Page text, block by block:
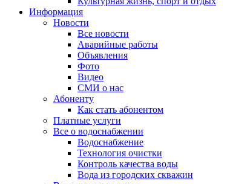
Информация
Новости
Все новости
Аварийные работы
Объявления
Фото
Видео
СМИ о нас
Абоненту
Как стать абонентом
Платные услуги
Все о водоснабжении
Водоснабжение
Технология очистки
Контроль качества воды
Вода из городских скважин